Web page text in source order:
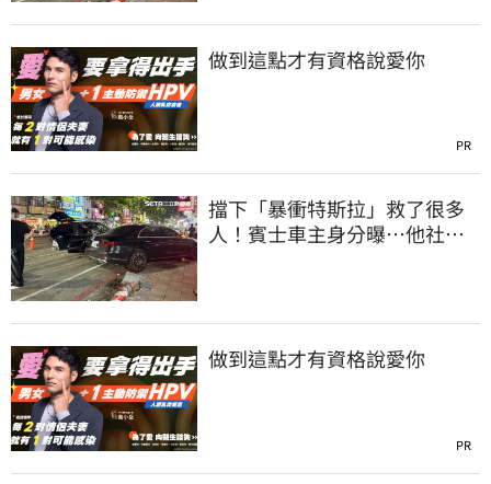
做到這點才有資格說愛你
PR
擋下「暴衝特斯拉」救了很多
人！賓士車主身分曝…他社群
做到這點才有資格說愛你
PR